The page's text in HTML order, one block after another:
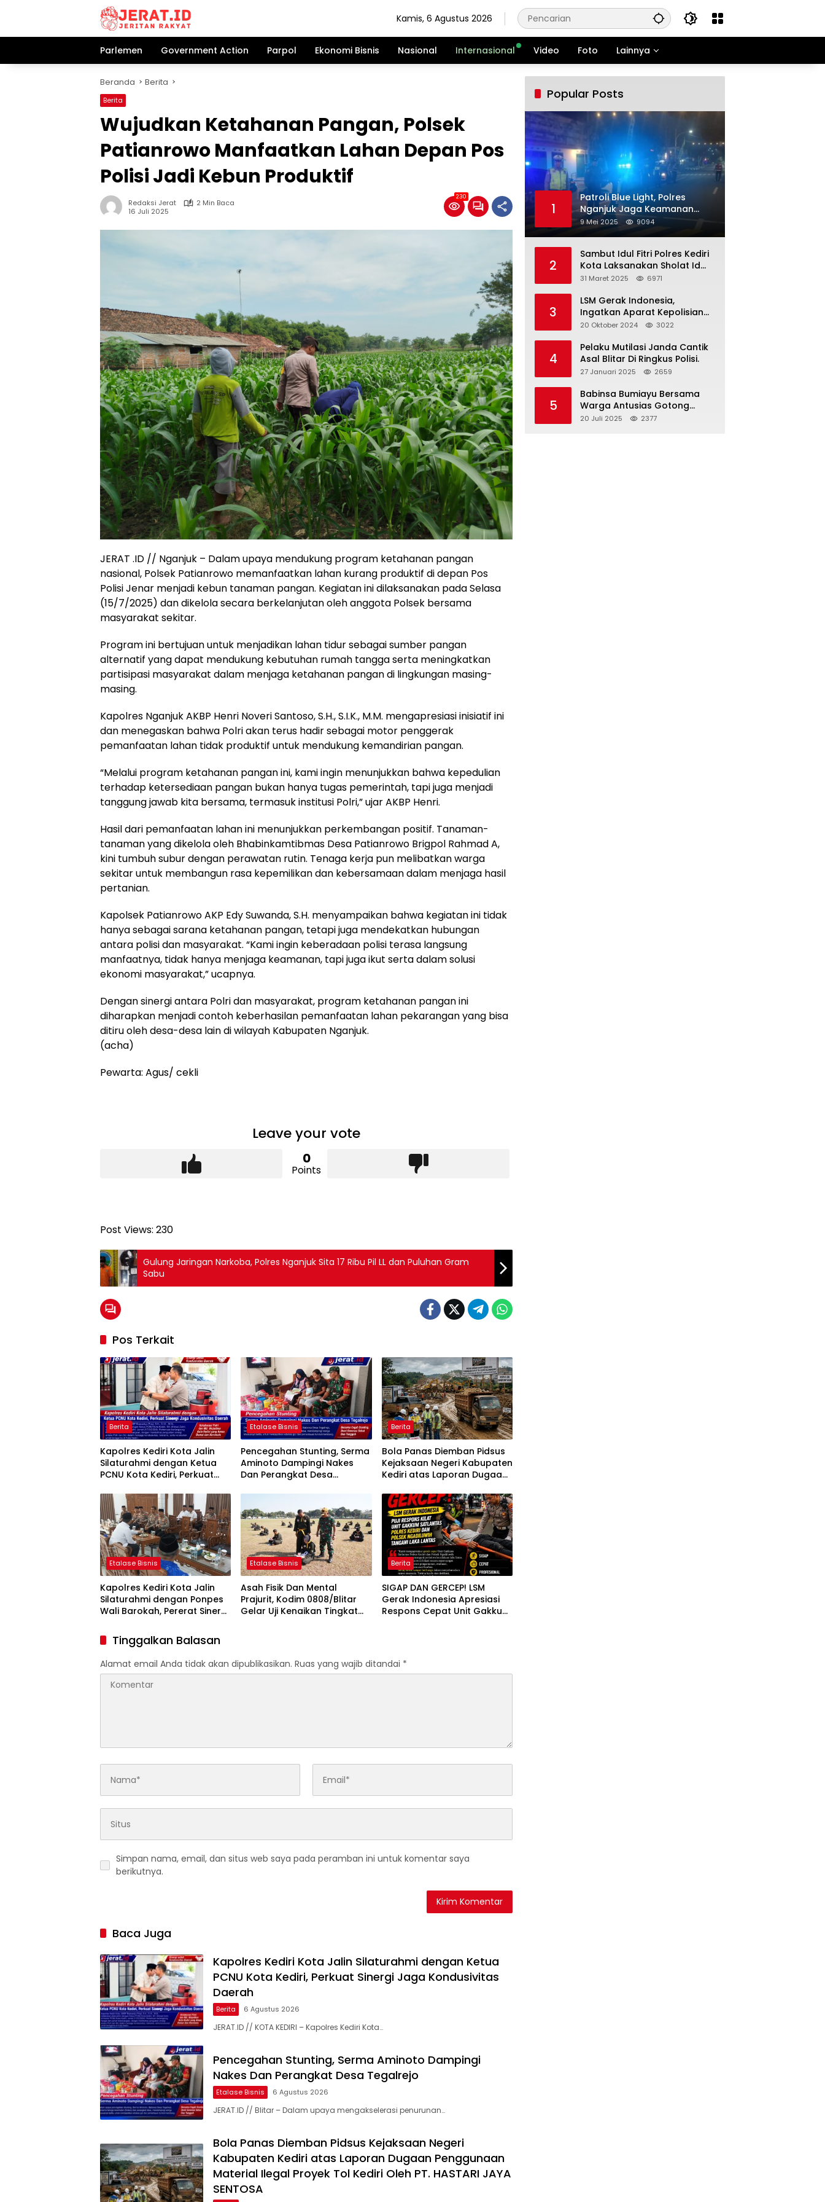
Kamis, 6 Agustus 2026
Parlemen Government Action Parpol Ekonomi Bisnis Nasional Internasional Video Foto Lainnya
Beranda Berita
Berita
Wujudkan Ketahanan Pangan, Polsek
Patianrowo Manfaatkan Lahan Depan Pos
Polisi Jadi Kebun Produktif
Redaksi Jerat
2 Min Baca
16 Juli 2025
230
JERAT .ID // Nganjuk – Dalam upaya mendukung program ketahanan pangan
nasional, Polsek Patianrowo memanfaatkan lahan kurang produktif di depan Pos
Polisi Jenar menjadi kebun tanaman pangan. Kegiatan ini dilaksanakan pada Selasa
(15/7/2025) dan dikelola secara berkelanjutan oleh anggota Polsek bersama
masyarakat sekitar.
Program ini bertujuan untuk menjadikan lahan tidur sebagai sumber pangan
alternatif yang dapat mendukung kebutuhan rumah tangga serta meningkatkan
partisipasi masyarakat dalam menjaga ketahanan pangan di lingkungan masing-
masing.
Kapolres Nganjuk AKBP Henri Noveri Santoso, S.H., S.I.K., M.M. mengapresiasi inisiatif ini
dan menegaskan bahwa Polri akan terus hadir sebagai motor penggerak
pemanfaatan lahan tidak produktif untuk mendukung kemandirian pangan.
“Melalui program ketahanan pangan ini, kami ingin menunjukkan bahwa kepedulian
terhadap ketersediaan pangan bukan hanya tugas pemerintah, tapi juga menjadi
tanggung jawab kita bersama, termasuk institusi Polri,” ujar AKBP Henri.
Hasil dari pemanfaatan lahan ini menunjukkan perkembangan positif. Tanaman-
tanaman yang dikelola oleh Bhabinkamtibmas Desa Patianrowo Brigpol Rahmad A,
kini tumbuh subur dengan perawatan rutin. Tenaga kerja pun melibatkan warga
sekitar untuk membangun rasa kepemilikan dan kebersamaan dalam menjaga hasil
pertanian.
Kapolsek Patianrowo AKP Edy Suwanda, S.H. menyampaikan bahwa kegiatan ini tidak
hanya sebagai sarana ketahanan pangan, tetapi juga mendekatkan hubungan
antara polisi dan masyarakat. “Kami ingin keberadaan polisi terasa langsung
manfaatnya, tidak hanya menjaga keamanan, tapi juga ikut serta dalam solusi
ekonomi masyarakat,” ucapnya.
Dengan sinergi antara Polri dan masyarakat, program ketahanan pangan ini
diharapkan menjadi contoh keberhasilan pemanfaatan lahan pekarangan yang bisa
ditiru oleh desa-desa lain di wilayah Kabupaten Nganjuk.
(acha)
Pewarta: Agus/ cekli
Leave your vote
0
Points
Post Views: 230
Gulung Jaringan Narkoba, Polres Nganjuk Sita 17 Ribu Pil LL dan Puluhan Gram
Sabu
Pos Terkait
Berita
Kapolres Kediri Kota Jalin
Silaturahmi dengan Ketua
PCNU Kota Kediri, Perkuat
Daerah
Etalase Bisnis
Pencegahan Stunting, Serma
Aminoto Dampingi Nakes
Dan Perangkat Desa
Berita
Bola Panas Diemban Pidsus
Kejaksaan Negeri Kabupaten
Kediri atas Laporan Dugaan
Proyek Tol Kediri Oleh PT.
HASTARI JAYA SENTOSA
Etalase Bisnis
Kapolres Kediri Kota Jalin
Silaturahmi dengan Ponpes
Wali Barokah, Pererat Sinergi
Etalase Bisnis
Asah Fisik Dan Mental
Prajurit, Kodim 0808/Blitar
Gelar Uji Kenaikan Tingkat
Berita
SIGAP DAN GERCEP! LSM
Gerak Indonesia Apresiasi
Respons Cepat Unit Gakkum
Lalu Lintas
Tinggalkan Balasan
Alamat email Anda tidak akan dipublikasikan. Ruas yang wajib ditandai *
Simpan nama, email, dan situs web saya pada peramban ini untuk komentar saya
berikutnya.
Baca Juga
Kapolres Kediri Kota Jalin Silaturahmi dengan Ketua
PCNU Kota Kediri, Perkuat Sinergi Jaga Kondusivitas
Daerah
Berita 6 Agustus 2026
JERAT.ID // KOTA KEDIRI – Kapolres Kediri Kota…
Pencegahan Stunting, Serma Aminoto Dampingi
Nakes Dan Perangkat Desa Tegalrejo
Etalase Bisnis 6 Agustus 2026
JERAT.ID // Blitar – Dalam upaya mengakselerasi penurunan…
Bola Panas Diemban Pidsus Kejaksaan Negeri
Kabupaten Kediri atas Laporan Dugaan Penggunaan
Material Ilegal Proyek Tol Kediri Oleh PT. HASTARI JAYA
SENTOSA
Popular Posts
1
Patroli Blue Light, Polres
Nganjuk Jaga Keamanan
Jelang Long Weekend
9 Mei 2025 9094
2
Sambut Idul Fitri Polres Kediri
Kota Laksanakan Sholat Id
dan Gelar Halalbihalal
31 Maret 2025 6971
3
LSM Gerak Indonesia,
Ingatkan Aparat Kepolisian
Polres Blitar Kota “Tri Brata
20 Oktober 2024 3022
4
Pelaku Mutilasi Janda Cantik
Asal Blitar Di Ringkus Polisi.
27 Januari 2025 2659
5
Babinsa Bumiayu Bersama
Warga Antusias Gotong
Royong Bersihkan Jalan
20 Juli 2025 2377